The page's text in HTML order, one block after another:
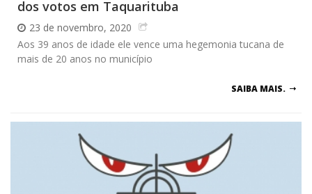
dos votos em Taquarituba
23 de novembro, 2020
Aos 39 anos de idade ele vence uma hegemonia tucana de
mais de 20 anos no município
SAIBA MAIS.